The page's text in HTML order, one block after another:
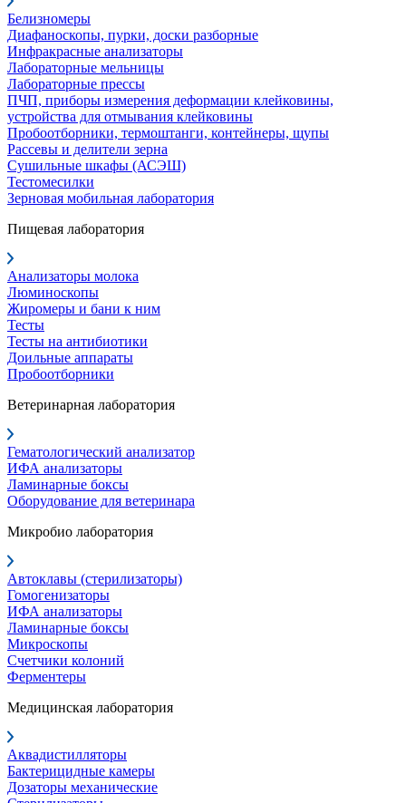
Белизномеры
Диафаноскопы, пурки, доски разборные
Инфракрасные анализаторы
Лабораторные мельницы
Лабораторные прессы
ПЧП, приборы измерения деформации клейковины,
устройства для отмывания клейковины
Пробоотборники, термоштанги, контейнеры, щупы
Рассевы и делители зерна
Сушильные шкафы (АСЭШ)
Тестомесилки
Зерновая мобильная лаборатория
Пищевая лаборатория
Анализаторы молока
Люминоскопы
Жиромеры и бани к ним
Тесты
Тесты на антибиотики
Доильные аппараты
Пробоотборники
Ветеринарная лаборатория
Гематологический анализатор
ИФА анализаторы
Ламинарные боксы
Оборудование для ветеринара
Микробио лаборатория
Автоклавы (стерилизаторы)
Гомогенизаторы
ИФА анализаторы
Ламинарные боксы
Микроскопы
Счетчики колоний
Ферментеры
Медицинская лаборатория
Аквадистилляторы
Бактерицидные камеры
Дозаторы механические